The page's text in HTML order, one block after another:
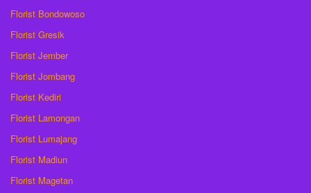
Florist Bondowoso
Florist Gresik
Florist Jember
Florist Jombang
Florist Kediri
Florist Lamongan
Florist Lumajang
Florist Madiun
Florist Magetan